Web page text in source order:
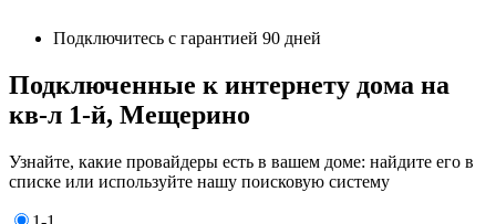
Подключитесь с гарантией 90 дней
Подключенные к интернету дома на
кв-л 1-й, Мещерино
Узнайте, какие провайдеры есть в вашем доме: найдите его в
списке или используйте нашу поисковую систему